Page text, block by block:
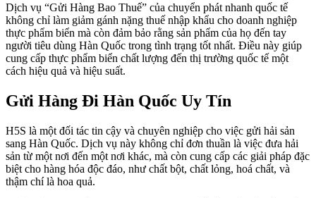
Dịch vụ “Gửi Hàng Bao Thuế” của chuyển phát nhanh quốc tế
không chỉ làm giảm gánh nặng thuế nhập khẩu cho doanh nghiệp
thực phẩm biển mà còn đảm bảo rằng sản phẩm của họ đến tay
người tiêu dùng Hàn Quốc trong tình trạng tốt nhất. Điều này giúp
cung cấp thực phẩm biển chất lượng đến thị trường quốc tế một
cách hiệu quả và hiệu suất.
Gửi Hàng Đi Hàn Quốc Uy Tín
H5S là một đối tác tin cậy và chuyên nghiệp cho việc gửi hải sản
sang Hàn Quốc. Dịch vụ này không chỉ đơn thuần là việc đưa hải
sản từ một nơi đến một nơi khác, mà còn cung cấp các giải pháp đặc
biệt cho hàng hóa độc đáo, như chất bột, chất lỏng, hoá chất, và
thậm chí là hoa quả.